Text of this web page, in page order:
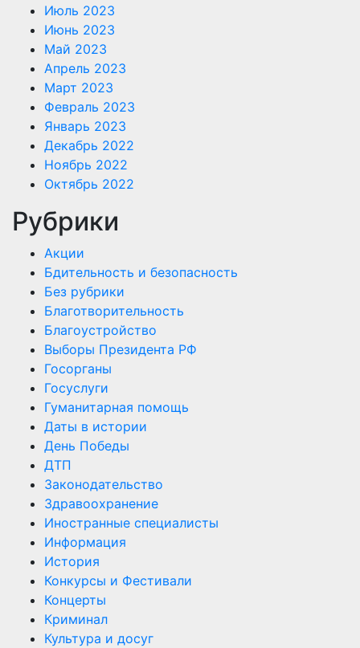
Июль 2023
Июнь 2023
Май 2023
Апрель 2023
Март 2023
Февраль 2023
Январь 2023
Декабрь 2022
Ноябрь 2022
Октябрь 2022
Рубрики
Акции
Бдительность и безопасность
Без рубрики
Благотворительность
Благоустройство
Выборы Президента РФ
Госорганы
Госуслуги
Гуманитарная помощь
Даты в истории
День Победы
ДТП
Законодательство
Здравоохранение
Иностранные специалисты
Информация
История
Конкурсы и Фестивали
Концерты
Криминал
Культура и досуг